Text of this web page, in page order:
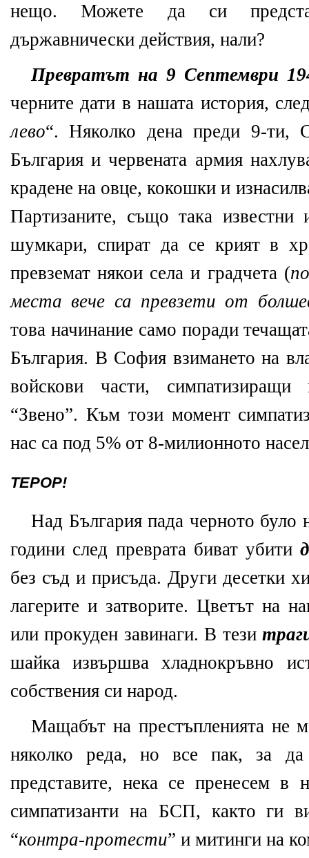
нещо. Можете да си
държавнически действия, нали?
Превратът на 9 Септември
черните дати в нашата история,
лево“. Няколко дена преди 9-ти,
България и червената армия
крадене на овце, кокошки и
Партизаните, също така
шумкари, спират да се крият в
превземат някои села и градчета (
места вече са превзети от
това начинание само поради
България. В София взимането на
войскови части, симпатизиращи
“Звено”. Към този момент
нас са под 5% от 8-милионното
ТЕРОР!
Над България пада черното було
години след преврата биват убити
без съд и присъда. Други десетки
лагерите и затворите. Цветът на
или прокуден завинаги. В тези
шайка извършва хладнокръвно
собствения си народ.
Мащабът на престъпленията не
няколко реда, но все пак, за
представите, нека се пренесем
симпатизанти на БСП, както ги
“контра-протести” и митинги на